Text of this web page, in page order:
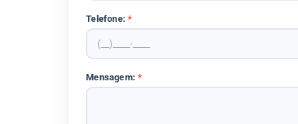
Telefone:*
Mensagem:*